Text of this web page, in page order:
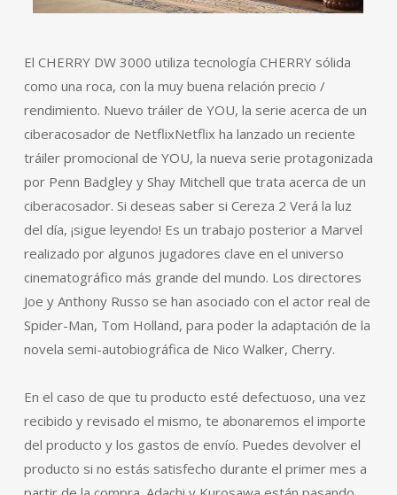
El CHERRY DW 3000 utiliza tecnología CHERRY sólida
como una roca, con la muy buena relación precio /
rendimiento. Nuevo tráiler de YOU, la serie acerca de un
ciberacosador de NetflixNetflix ha lanzado un reciente
tráiler promocional de YOU, la nueva serie protagonizada
por Penn Badgley y Shay Mitchell que trata acerca de un
ciberacosador. Si deseas saber si Cereza 2 Verá la luz
del día, ¡sigue leyendo! Es un trabajo posterior a Marvel
realizado por algunos jugadores clave en el universo
cinematográfico más grande del mundo. Los directores
Joe y Anthony Russo se han asociado con el actor real de
Spider-Man, Tom Holland, para poder la adaptación de la
novela semi-autobiográfica de Nico Walker, Cherry.
En el caso de que tu producto esté defectuoso, una vez
recibido y revisado el mismo, te abonaremos el importe
del producto y los gastos de envío. Puedes devolver el
producto si no estás satisfecho durante el primer mes a